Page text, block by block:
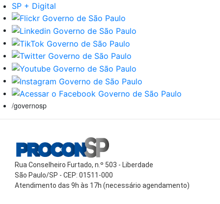
SP + Digital
/governosp
Rua Conselheiro Furtado, n.º 503 - Liberdade
São Paulo/SP - CEP: 01511-000
Atendimento das 9h às 17h (necessário agendamento)